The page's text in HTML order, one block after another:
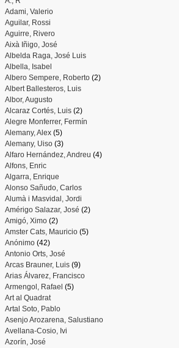
Adami, Valerio
Aguilar, Rossi
Aguirre, Rivero
Aixà Iñigo, José
Albelda Raga, José Luis
Albella, Isabel
Albero Sempere, Roberto(2)
Albert Ballesteros, Luis
Albor, Augusto
Alcaraz Cortés, Luis(2)
Alegre Monferrer, Fermín
Alemany, Alex(5)
Alemany, Uiso(3)
Alfaro Hernández, Andreu (4)
Alfons, Enric
Algarra, Enrique
Alonso Sañudo, Carlos
Alumà i Masvidal, Jordi
Amérigo Salazar, José (2)
Amigó, Ximo(2)
Amster Cats, Mauricio(5)
Anónimo(42)
Antonio Orts, José
Arcas Brauner, Luis(9)
Arias Álvarez, Francisco
Armengol, Rafael (5)
Art al Quadrat
Artal Soto, Pablo
Asenjo Arozarena, Salustiano
Avellana-Cosio, Ivi
Azorín, José